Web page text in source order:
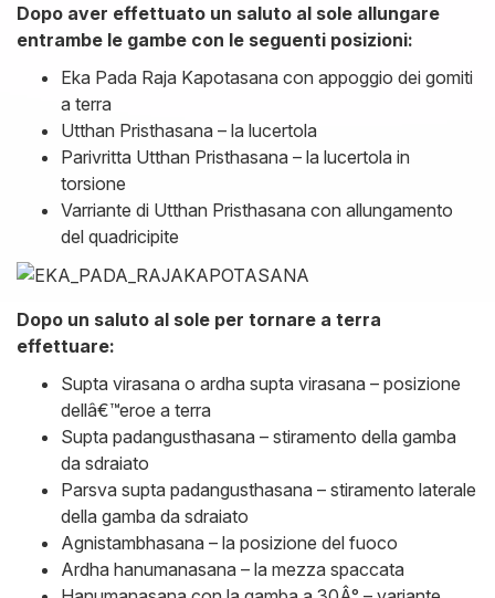
Dopo aver effettuato un saluto al sole allungare
entrambe le gambe con le seguenti posizioni:
Eka Pada Raja Kapotasana con appoggio dei gomiti
a terra
Utthan Pristhasana – la lucertola
Parivritta Utthan Pristhasana – la lucertola in
torsione
Varriante di Utthan Pristhasana con allungamento
del quadricipite
Dopo un saluto al sole per tornare a terra
effettuare:
Supta virasana o ardha supta virasana – posizione
dellâ€™eroe a terra
Supta padangusthasana – stiramento della gamba
da sdraiato
Parsva supta padangusthasana – stiramento laterale
della gamba da sdraiato
Agnistambhasana – la posizione del fuoco
Ardha hanumanasana – la mezza spaccata